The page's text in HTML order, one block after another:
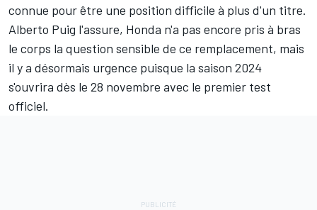
connue pour être une position difficile à plus d'un titre.
Alberto Puig l'assure, Honda n'a pas encore pris à bras
le corps la question sensible de ce remplacement, mais
il y a désormais urgence puisque la saison 2024
s'ouvrira dès le 28 novembre avec le premier test
officiel.